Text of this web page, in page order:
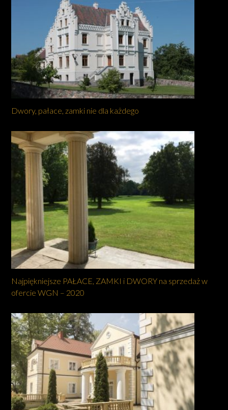
Dwory, pałace, zamki nie dla każdego
Najpiękniejsze PAŁACE, ZAMKI i DWORY na sprzedaż w
ofercie WGN – 2020